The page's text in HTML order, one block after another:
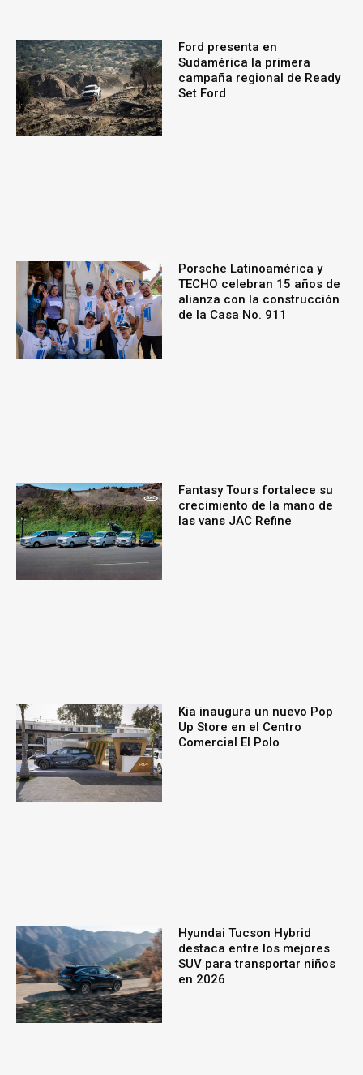
Ford presenta en
Sudamérica la primera
campaña regional de Ready
Set Ford
Porsche Latinoamérica y
TECHO celebran 15 años de
alianza con la construcción
de la Casa No. 911
Fantasy Tours fortalece su
crecimiento de la mano de
las vans JAC Refine
Kia inaugura un nuevo Pop
Up Store en el Centro
Comercial El Polo
Hyundai Tucson Hybrid
destaca entre los mejores
SUV para transportar niños
en 2026